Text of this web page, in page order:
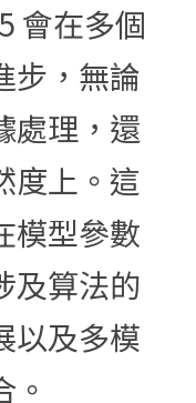
會在多個
步，無論
處理，還
度上。這
模型參數
及算法的
以及多模